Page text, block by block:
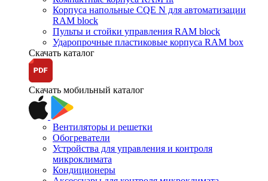
Корпуса напольные CQE N для автоматизации
RAM block
Пульты и стойки управления RAM block
Ударопрочные пластиковые корпуса RAM box
Скачать каталог
Скачать мобильный каталог
Вентиляторы и решетки
Обогреватели
Устройства для управления и контроля
микроклимата
Кондиционеры